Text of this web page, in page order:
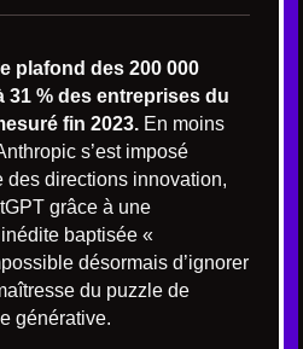
plafond des 200 000
31 % des entreprises du
fin 2023. En moins
s’est imposé
des directions innovation,
grâce à une
baptisée «
désormais d’ignorer
du puzzle de
générative.